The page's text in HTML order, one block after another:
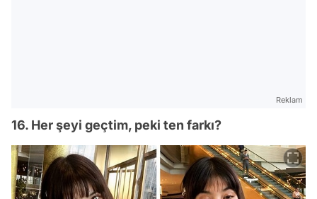
Reklam
16. Her şeyi geçtim, peki ten farkı?